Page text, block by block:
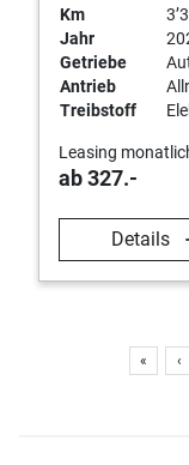
Km
Jahr
Getriebe
Antrieb
Treibstoff
Leasing
ab 327.-
Details
« ‹